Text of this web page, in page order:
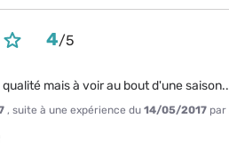
4/5
mais à voir au bout d'une
, suite à une expérience du14/05/2017 par